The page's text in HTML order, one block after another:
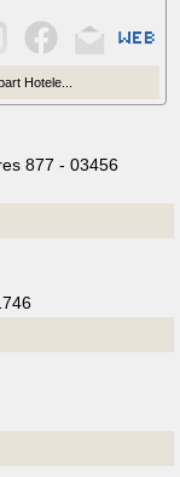
Hotele...
877 - 03456